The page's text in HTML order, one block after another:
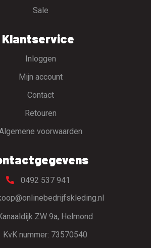
Sale
Klantservice
Inloggen
Mijn account
Contact
Retouren
voorwaarden
0492 537 941
ZW 9a, Helmond
KvK nummer: 73570540